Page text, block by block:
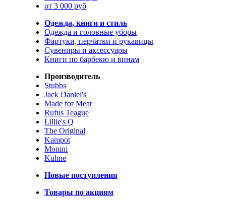
от 3 000 руб
Одежда, книги и стиль
Одежда и головные уборы
Фартуки, перчатки и рукавицы
Сувениры и аксессуары
Книги по барбекю и винам
Производитель
Stubbs
Jack Daniel's
Made for Meat
Rufus Teague
Lillie's Q
The Original
Kampot
Monini
Kuhne
Новые поступления
Товары по акциям